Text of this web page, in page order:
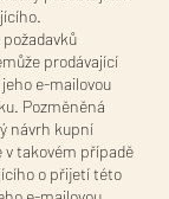
prodávající
e-mailovou
Pozměněná
návrh kupní
v takovém případě
o přijetí této